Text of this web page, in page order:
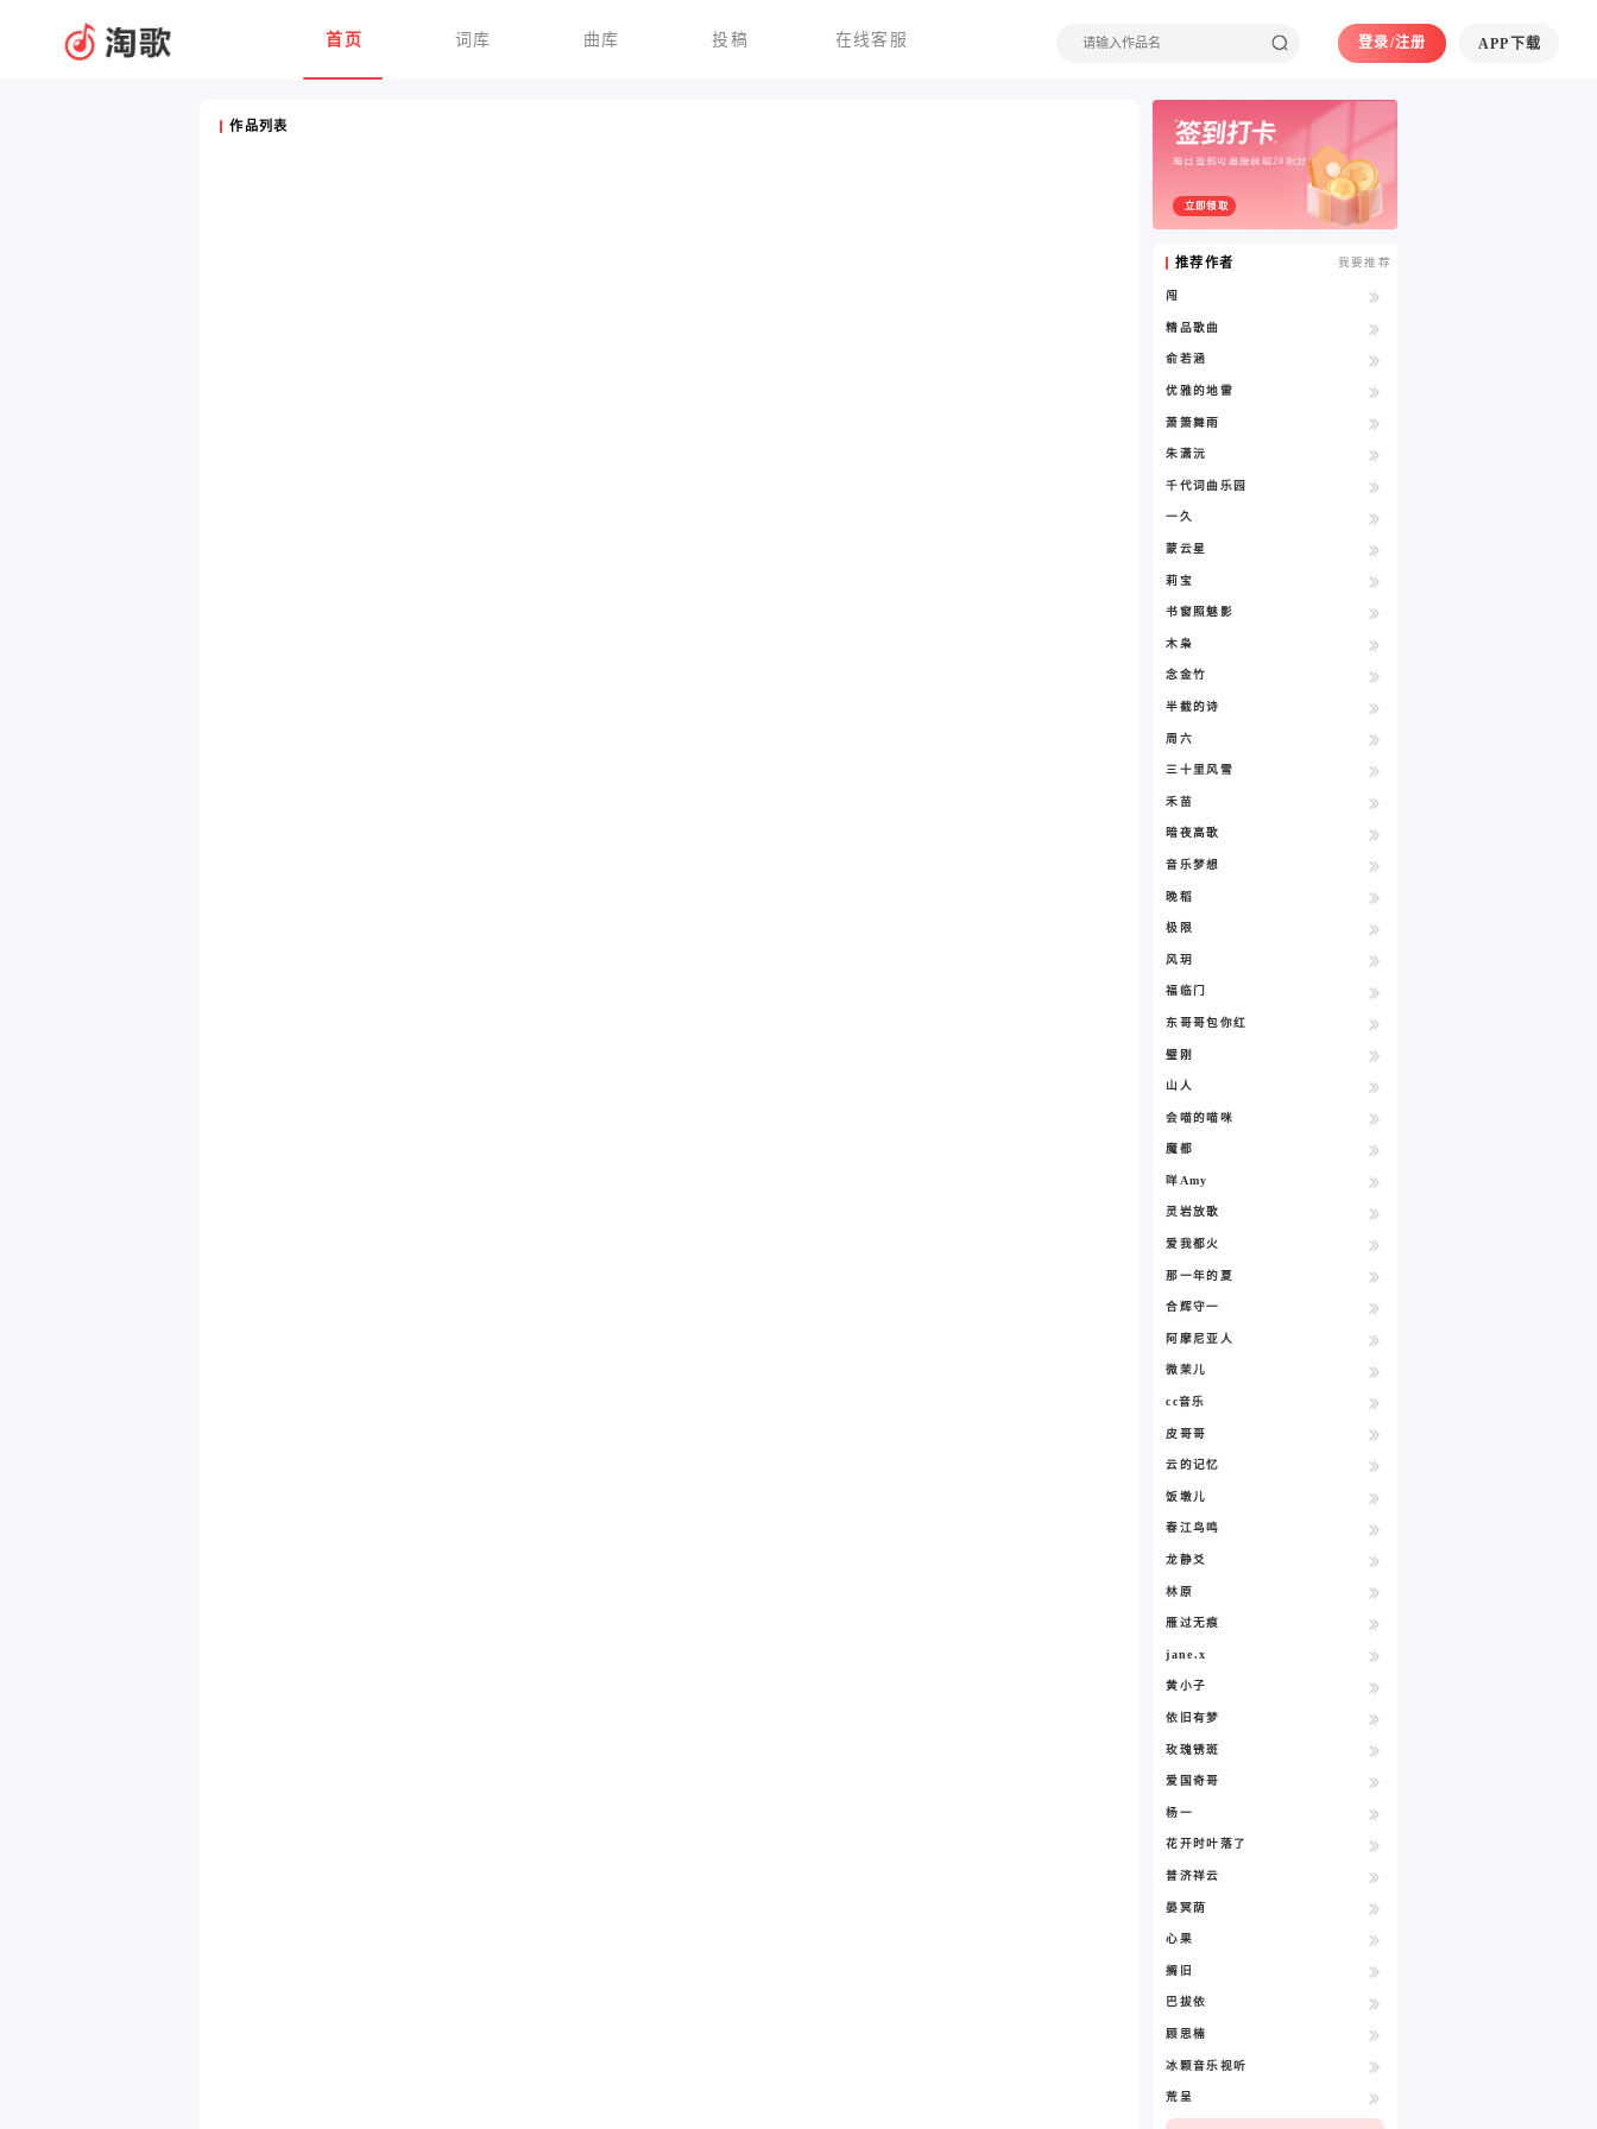
首页 词库 曲库 投稿 在线客服 登录/注册 APP下载
作品列表
每日签到可直接获取20积分
立即领取
推荐作者 我要推荐
闯
精品歌曲
俞若涵
优雅的地雷
萧箫舞雨
朱潇沅
千代词曲乐园
一久
蒙云星
莉宝
书窗照魅影
木枭
念金竹
半截的诗
周六
三十里风雪
禾苗
暗夜高歌
音乐梦想
晚稻
极限
风玥
福临门
东哥哥包你红
璧刚
山人
会喵的喵咪
魔都
咩Amy
灵岩放歌
爱我都火
那一年的夏
合辉守一
阿摩尼亚人
微茉儿
cc音乐
皮哥哥
云的记忆
饭墩儿
春江鸟鸣
龙静爻
林原
雁过无痕
jane.x
黄小子
依旧有梦
玫瑰锈斑
爱国奇哥
杨一
花开时叶落了
普济祥云
晏冥荫
心果
搁旧
巴拔依
顾思楠
冰颗音乐视听
荒呈